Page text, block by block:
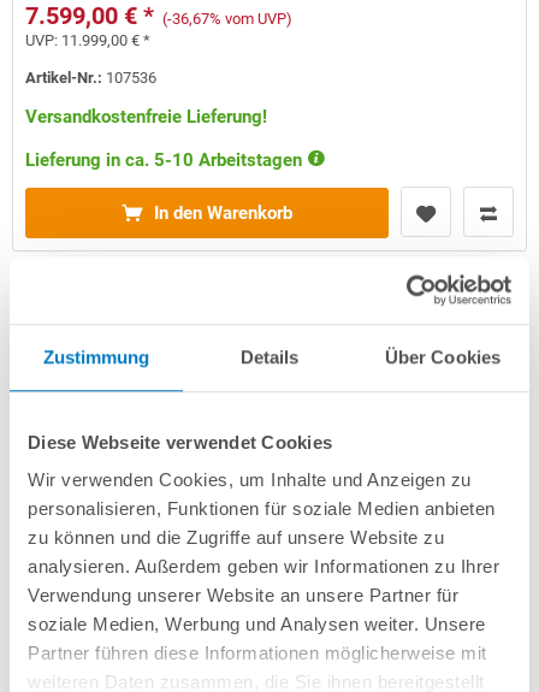
Zustimmung Details Über Cookies
Diese Webseite verwendet Cookies
Wir verwenden Cookies, um Inhalte und Anzeigen zu
personalisieren, Funktionen für soziale Medien anbieten
zu können und die Zugriffe auf unsere Website zu
analysieren. Außerdem geben wir Informationen zu Ihrer
Verwendung unserer Website an unsere Partner für
soziale Medien, Werbung und Analysen weiter. Unsere
Partner führen diese Informationen möglicherweise mit
weiteren Daten zusammen, die Sie ihnen bereitgestellt
7.599,00 € * (-36,67% vom UVP)
UVP: 11.999,00 € *
Artikel-Nr.: 107536
Versandkostenfreie Lieferung!
Lieferung in ca. 5-10 Arbeitstagen
In den Warenkorb
PS30/80-Rechteckpool 8,00x4,00x1,50m PROFI-Set
"High Level" | Grau | Unterbautreppe Eck 169x169cm
Kurzbeschreibung
7.899,00 € *